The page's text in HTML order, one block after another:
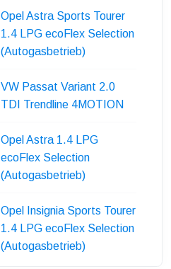
Opel Astra Sports Tourer
1.4 LPG ecoFlex Selection
(Autogasbetrieb)
VW Passat Variant 2.0
TDI Trendline 4MOTION
Opel Astra 1.4 LPG
ecoFlex Selection
(Autogasbetrieb)
Opel Insignia Sports Tourer
1.4 LPG ecoFlex Selection
(Autogasbetrieb)